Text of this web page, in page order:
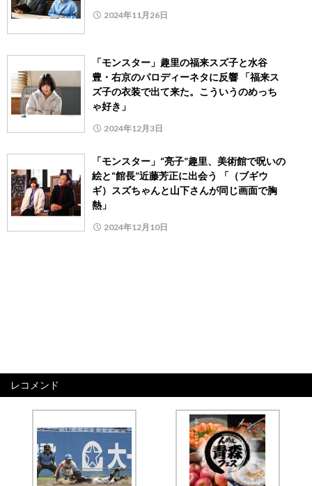
2024年11月26日
「モンスター」趣里の福来スズ子と水谷
豊・右京のパロディーネタに反響 「福来ス
ズ子の衣装で出て来た。こういうのめっち
ゃ好き」
2024年12月3日
「モンスター」“亮子”趣里、美術館で呪いの
絵と“館長”近藤芳正に出会う 「（ブギウ
ギ）スズちゃんと山下さんが同じ画面で胸
熱」
2024年12月10日
レコメンド